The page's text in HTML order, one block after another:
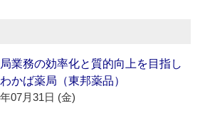
局業務の効率化と質的向上を目指し
かば薬局（東邦薬品）
07月31日 (金)